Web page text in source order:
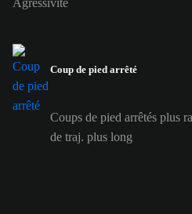
Coup de pied arrêté
Coups de pied arrêtés plus
de traj. plus long